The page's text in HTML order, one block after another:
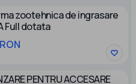
zootehnica de ingrasare
Full dotata